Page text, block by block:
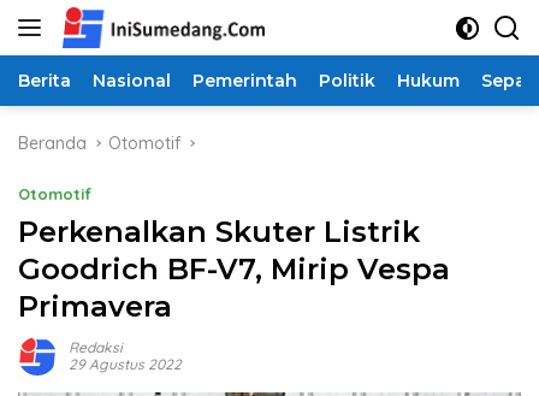
Langsung
Berita Nasional Pemerintah Politik Hukum
Beranda Otomotif
Otomotif
Perkenalkan Skuter Listrik
Goodrich BF-V7, Mirip Vespa
Primavera
Redaksi
29 Agustus 2022